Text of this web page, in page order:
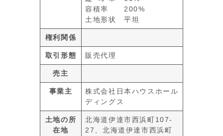
容積率 200%
土地形状 平坦
権利関係
取引形態 販売代理
売主
事業主
株式会社日本ハウスホール
ディングス
土地の所
在地
北海道伊達市西浜町107-
27、北海道伊達市西浜町